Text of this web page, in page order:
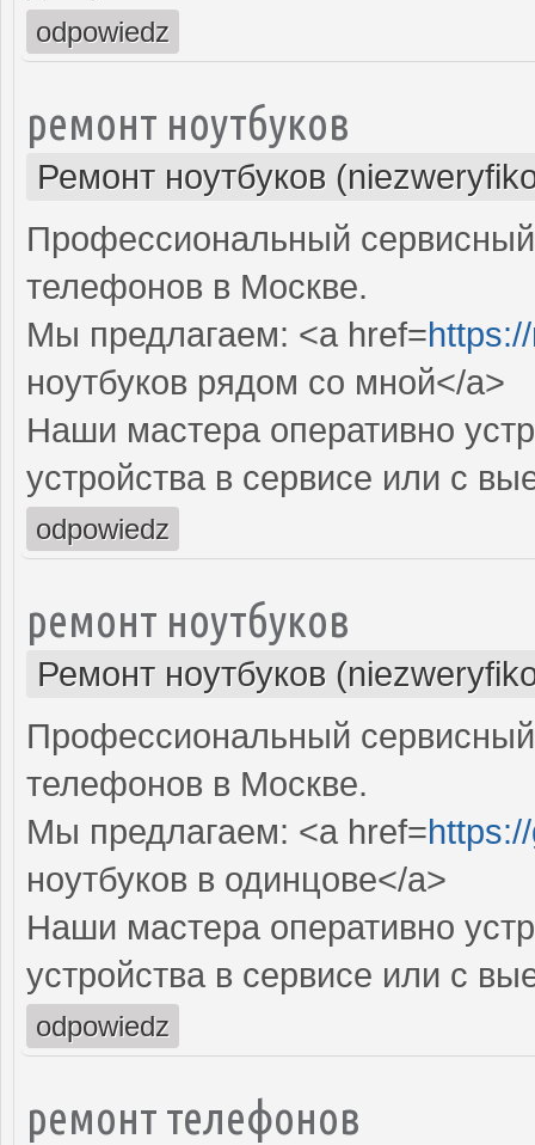
odpowiedz
ремонт ноутбуков
Ремонт ноутбуков
Профессиональный
телефонов в Москве.
Мы предлагаем: <a href=
ноутбуков рядом со мной</a>
Наши мастера оперативно
устройства в сервисе или с
odpowiedz
ремонт ноутбуков
Ремонт ноутбуков
Профессиональный
телефонов в Москве.
Мы предлагаем: <a href=
ноутбуков в одинцове</a>
Наши мастера оперативно
устройства в сервисе или с
odpowiedz
ремонт телефонов